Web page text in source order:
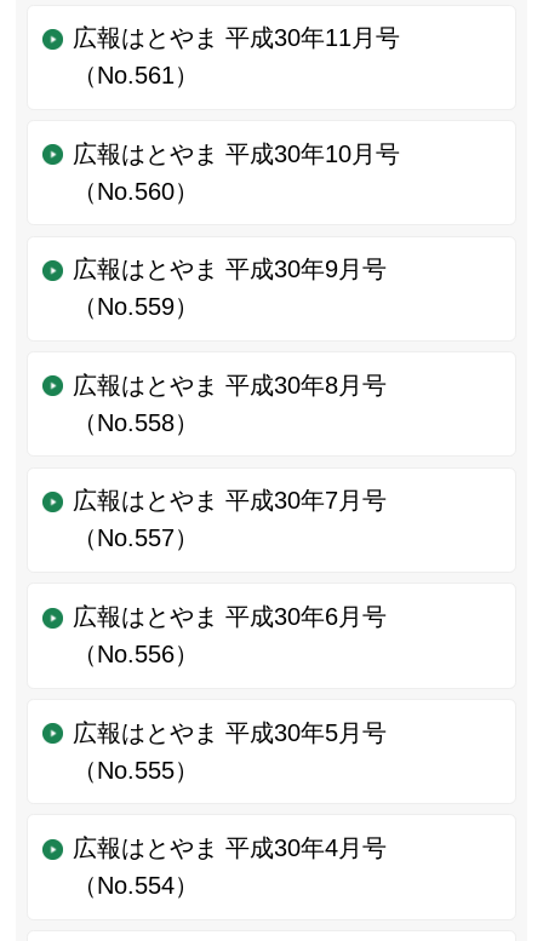
広報はとやま 平成30年11月号
（No.561）
広報はとやま 平成30年10月号
（No.560）
広報はとやま 平成30年9月号
（No.559）
広報はとやま 平成30年8月号
（No.558）
広報はとやま 平成30年7月号
（No.557）
広報はとやま 平成30年6月号
（No.556）
広報はとやま 平成30年5月号
（No.555）
広報はとやま 平成30年4月号
（No.554）